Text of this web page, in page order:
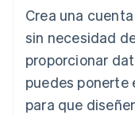
Crea una
sin necesidad
proporcionar
puedes ponerte
para que
Italiano English
日本語English
Letonia
English
Liechtenstein
Deutsch English